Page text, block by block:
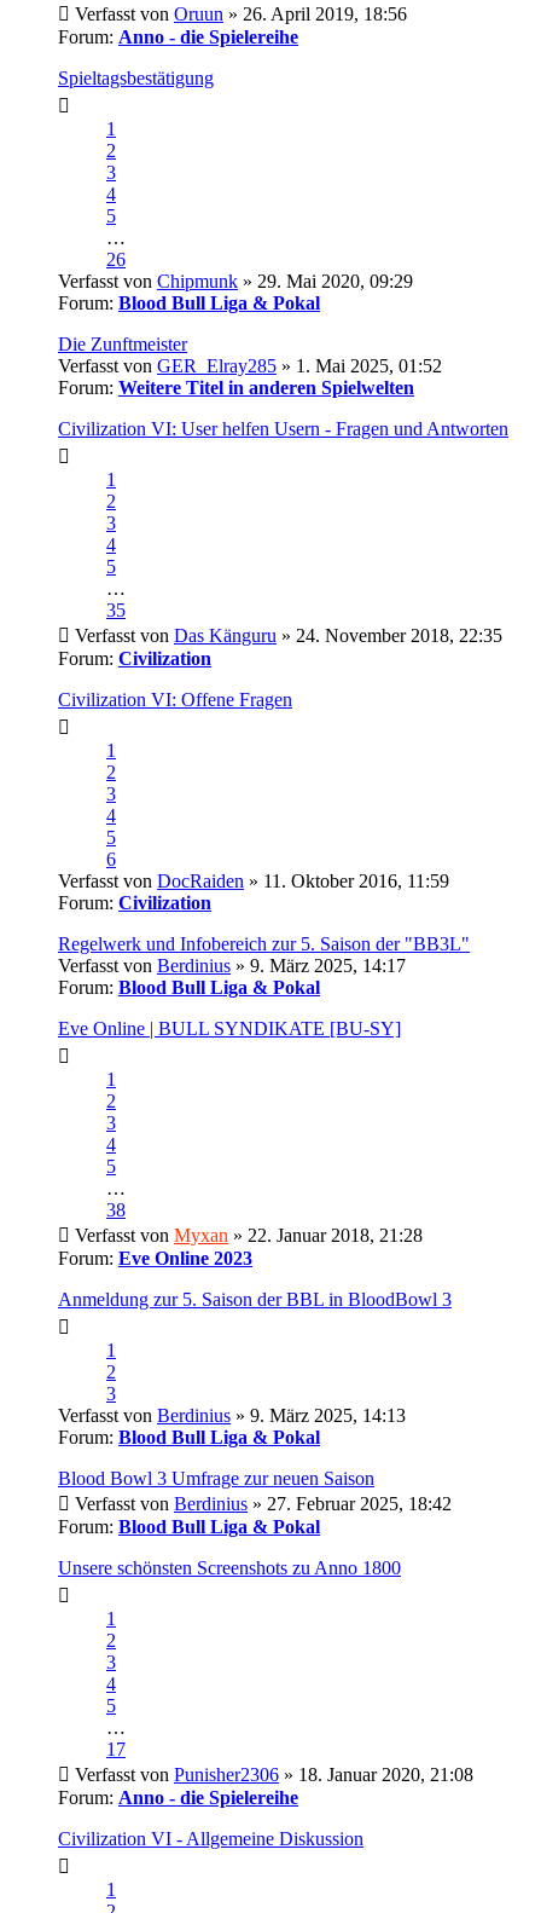
Verfasst von Oruun » 26. April 2019, 18:56
Forum: Anno - die Spielereihe
Spieltagsbestätigung
1
2
3
4
5
…
26
Verfasst von Chipmunk » 29. Mai 2020, 09:29
Forum: Blood Bull Liga & Pokal
Die Zunftmeister
Verfasst von GER_Elray285 » 1. Mai 2025, 01:52
Forum: Weitere Titel in anderen Spielwelten
Civilization VI: User helfen Usern - Fragen und Antworten
1
2
3
4
5
…
35
Verfasst von Das Känguru » 24. November 2018, 22:35
Forum: Civilization
Civilization VI: Offene Fragen
1
2
3
4
5
6
Verfasst von DocRaiden » 11. Oktober 2016, 11:59
Forum: Civilization
Regelwerk und Infobereich zur 5. Saison der "BB3L"
Verfasst von Berdinius » 9. März 2025, 14:17
Forum: Blood Bull Liga & Pokal
Eve Online | BULL SYNDIKATE [BU-SY]
1
2
3
4
5
…
38
Verfasst von Myxan » 22. Januar 2018, 21:28
Forum: Eve Online 2023
Anmeldung zur 5. Saison der BBL in BloodBowl 3
1
2
3
Verfasst von Berdinius » 9. März 2025, 14:13
Forum: Blood Bull Liga & Pokal
Blood Bowl 3 Umfrage zur neuen Saison
Verfasst von Berdinius » 27. Februar 2025, 18:42
Forum: Blood Bull Liga & Pokal
Unsere schönsten Screenshots zu Anno 1800
1
2
3
4
5
…
17
Verfasst von Punisher2306 » 18. Januar 2020, 21:08
Forum: Anno - die Spielereihe
Civilization VI - Allgemeine Diskussion
1